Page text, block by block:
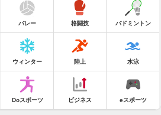
バレー 格闘技 バドミントン
ウィンター 陸上 水泳
Doスポーツ ビジネス eスポーツ